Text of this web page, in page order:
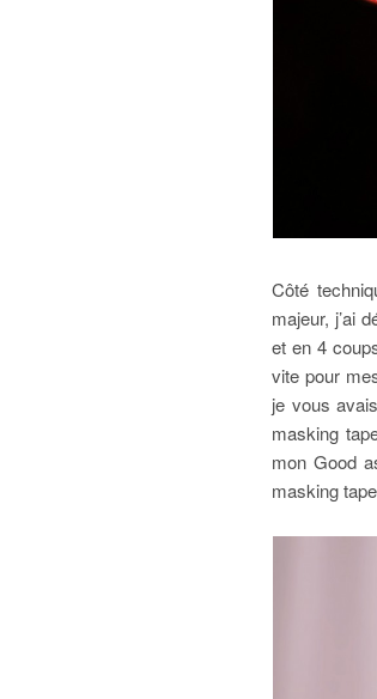
Côté
majeur, j’ai
et en 4
vite pour
je vous
masking
mon Good
masking